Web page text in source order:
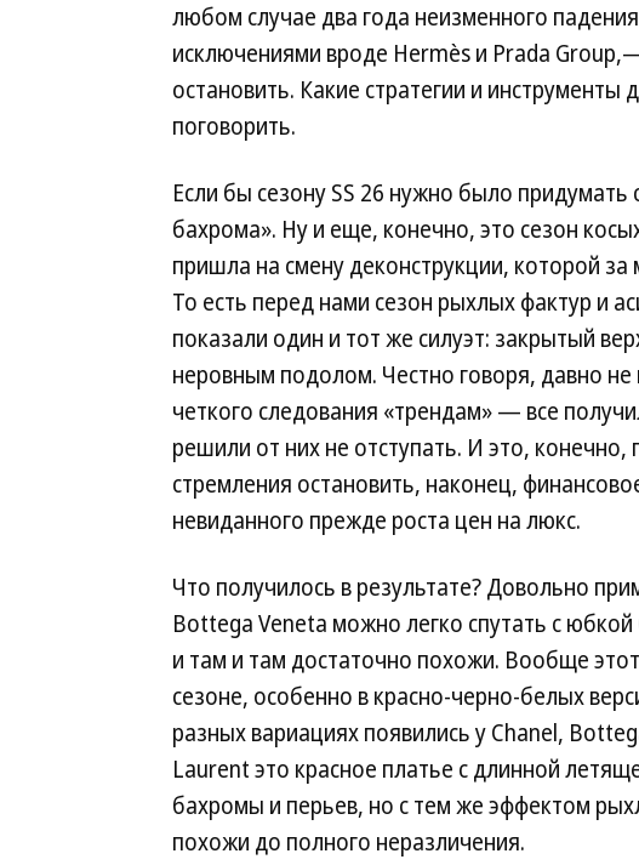
любом случае два года неизменного
исключениями вроде Hermès и Prada
остановить. Какие стратегии и
поговорить.
Если бы сезону SS 26 нужно было
бахрома». Ну и еще, конечно, это сезон
пришла на смену деконструкции, которой
То есть перед нами сезон рыхлых фактур и
показали один и тот же силуэт: закрытый
неровным подолом. Честно говоря, давно
четкого следования «трендам» — все
решили от них не отступать. И это,
стремления остановить, наконец,
невиданного прежде роста цен на люкс.
Что получилось в результате? Довольно
Bottega Veneta можно легко спутать с
и там и там достаточно похожи. Вообще
сезоне, особенно в красно-черно-белых
разных вариациях появились у Chanel,
Laurent это красное платье с длинной
бахромы и перьев, но с тем же эффектом
похожи до полного неразличения.